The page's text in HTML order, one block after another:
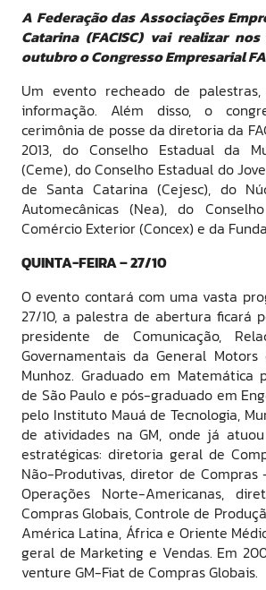
A Federação das Associações
Catarina (FACISC) vai realizar
outubro o Congresso Empresarial
Um evento recheado de
informação. Além disso, o
cerimônia de posse da diretoria da
2013, do Conselho Estadual da
(Ceme), do Conselho Estadual do
de Santa Catarina (Cejesc), do
Automecânicas (Nea), do
Comércio Exterior (Concex) e da
QUINTA-FEIRA – 27/10
O evento contará com uma vasta
27/10, a palestra de abertura ficará
presidente de Comunicação,
Governamentais da General Motors
Munhoz. Graduado em Matemática
de São Paulo e pós-graduado em
pelo Instituto Mauá de Tecnologia,
de atividades na GM, onde já
estratégicas: diretoria geral de
Não-Produtivas, diretor de Compras
Operações Norte-Americanas,
Compras Globais, Controle de
América Latina, África e Oriente
geral de Marketing e Vendas. Em
venture GM-Fiat de Compras Globais.